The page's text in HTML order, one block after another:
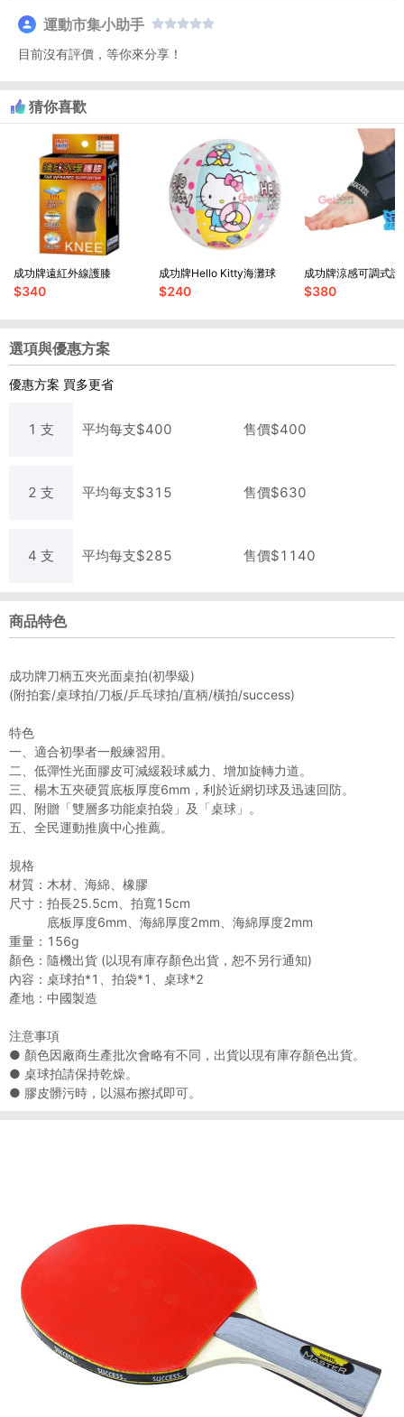
運動市集小助手
目前沒有評價，等你來分享！
猜你喜歡
成功牌遠紅外線護膝
$340
成功牌Hello Kitty海灘球
$240
成功牌涼感可調式護
$380
選項與優惠方案
優惠方案 買多更省
1 支 平均每支$400 售價$400
2 支 平均每支$315 售價$630
4 支 平均每支$285 售價$1140
商品特色
成功牌刀柄五夾光面桌拍(初學級)
(附拍套/桌球拍/刀板/乒乓球拍/直柄/橫拍/success)
特色
一、適合初學者一般練習用。
二、低彈性光面膠皮可減緩殺球威力、增加旋轉力道。
三、楊木五夾硬質底板厚度6mm，利於近網切球及迅速回防。
四、附贈「雙層多功能桌拍袋」及「桌球」。
五、全民運動推廣中心推薦。
規格
材質：木材、海綿、橡膠
尺寸：拍長25.5cm、拍寬15cm
底板厚度6mm、海綿厚度2mm、海綿厚度2mm
重量：156g
顏色：隨機出貨 (以現有庫存顏色出貨，恕不另行通知)
內容：桌球拍*1、拍袋*1、桌球*2
產地：中國製造
注意事項
● 顏色因廠商生產批次會略有不同，出貨以現有庫存顏色出貨。
● 桌球拍請保持乾燥。
● 膠皮髒污時，以濕布擦拭即可。